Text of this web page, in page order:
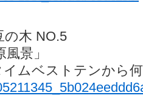
の木 NO.5
景」
イムベストテンから